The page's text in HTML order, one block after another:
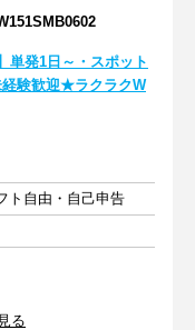
単発1日～・スポット
験歓迎★ラクラクW
ト自由・自己申告
る